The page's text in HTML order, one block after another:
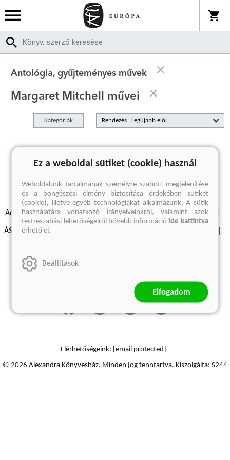
Antológia, gyűjteményes művek
Margaret Mitchell művei
Kategóriák Rendezés
A keresett kifejezésre nincs találat
Adatvédelmi szabályzatok Elállási felmondási nyilatkozat
ÁSZF - Vásárlási feltételek
Szállítási információk
Elérhetőségeink: [email protected]
© 2026 Alexandra Könyvesház. Minden jog fenntartva. Kiszolgálta: S244
Ez a weboldal sütiket (cookie) használ
Weboldalunk tartalmának személyre szabott megjelenítése
és a böngészési élmény biztosítása érdekében sütiket
(cookie), illetve egyéb technológiákat alkalmazunk. A sütik
használatára vonatkozó irányelveinkről, valamint azok
testreszabási lehetőségeiről bővebb információide kattintva
érhető el.
Beállítások
Elfogadom